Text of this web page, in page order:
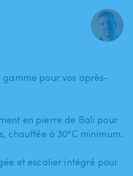
pour vos après-
en pierre de Bali pour
chauffée à 30°C minimum.
et escalier intégré pour